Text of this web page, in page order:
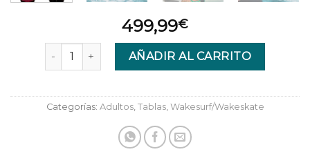
499,99€
Jobe Sonic Wakesurfer cantidad
AÑADIR AL CARRITO
Categorías: Adultos, Tablas, Wakesurf/Wakeskate